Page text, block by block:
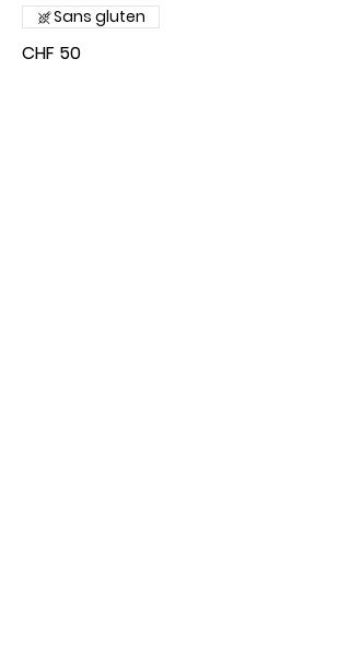
CHF 50
Sans gluten